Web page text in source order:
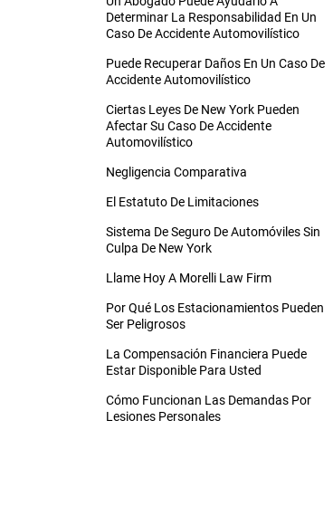
Determinar La Responsabilidad En Un
Caso De Accidente Automovilístico
Puede Recuperar Daños En Un Caso De
Accidente Automovilístico
Ciertas Leyes De New York Pueden
Afectar Su Caso De Accidente
Automovilístico
Negligencia Comparativa
El Estatuto De Limitaciones
Sistema De Seguro De Automóviles Sin
Culpa De New York
Llame Hoy A Morelli Law Firm
Por Qué Los Estacionamientos Pueden
Ser Peligrosos
La Compensación Financiera Puede
Estar Disponible Para Usted
Cómo Funcionan Las Demandas Por
Lesiones Personales